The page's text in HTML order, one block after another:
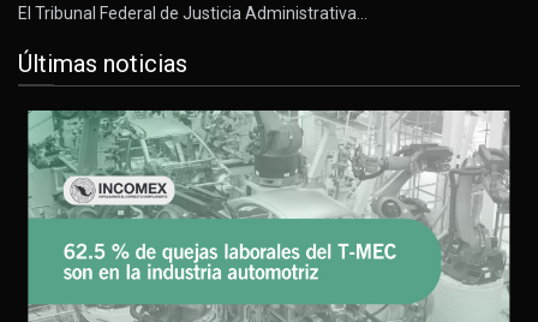
El Tribunal Federal de Justicia Administrativa…
Últimas noticias